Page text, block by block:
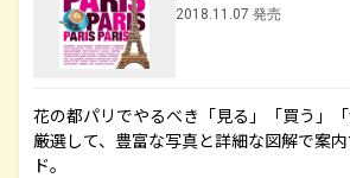
2018.11.07 発売
花の都パリでやるべき「見る」「買う」
厳選して、豊富な写真と詳細な図解で案
ド。